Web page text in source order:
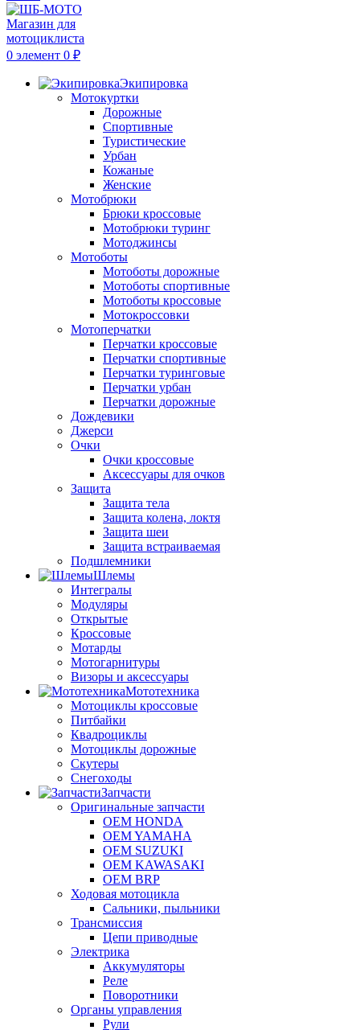
0 элемент 0 ₽
Экипировка
Мотокуртки
Дорожные
Спортивные
Туристические
Урбан
Кожаные
Женские
Мотобрюки
Брюки кроссовые
Мотобрюки туринг
Мотоджинсы
Мотоботы
Мотоботы дорожные
Мотоботы спортивные
Мотоботы кроссовые
Мотокроссовки
Мотоперчатки
Перчатки кроссовые
Перчатки спортивные
Перчатки туринговые
Перчатки урбан
Перчатки дорожные
Дождевики
Джерси
Очки
Очки кроссовые
Аксессуары для очков
Защита
Защита тела
Защита колена, локтя
Защита шеи
Защита встраиваемая
Подшлемники
Шлемы
Интегралы
Модуляры
Открытые
Кроссовые
Мотарды
Мотогарнитуры
Визоры и аксессуары
Мототехника
Мотоциклы кроссовые
Питбайки
Квадроциклы
Мотоциклы дорожные
Скутеры
Снегоходы
Запчасти
Оригинальные запчасти
OEM HONDA
OEM YAMAHA
OEM SUZUKI
OEM KAWASAKI
OEM BRP
Ходовая мотоцикла
Сальники, пыльники
Трансмиссия
Цепи приводные
Электрика
Аккумуляторы
Реле
Поворотники
Органы управления
Рули